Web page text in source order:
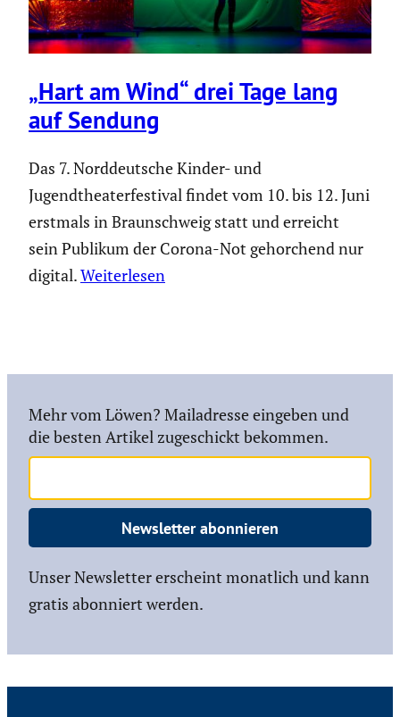
„Hart am Wind“ drei Tage lang
auf Sendung
Das 7. Norddeutsche Kinder- und
Jugendtheaterfestival findet vom 10. bis 12. Juni
erstmals in Braunschweig statt und erreicht
sein Publikum der Corona-Not gehorchend nur
digital.Weiterlesen
Mehr vom Löwen? Mailadresse eingeben und
die besten Artikel zugeschickt bekommen.
Newsletter abonnieren
Unser Newsletter erscheint monatlich und kann
gratis abonniert werden.